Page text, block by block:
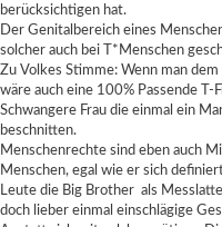
berücksichtigen hat.
Der Genitalbereich eines
solcher auch bei T*Menschen
Zu Volkes Stimme: Wenn man
wäre auch eine 100% Passende T-
Schwangere Frau die einmal ein
beschnitten.
Menschenrechte sind eben auch
Menschen, egal wie er sich
Leute die Big Brother als
doch lieber einmal einschlägige